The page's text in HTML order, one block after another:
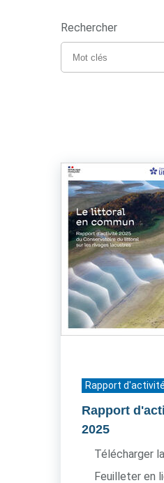
Rechercher
Rapport d'activité
Rapport
2025
Télécharger
Feuilleter en